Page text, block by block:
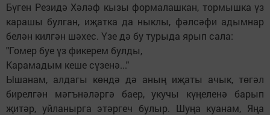
Бүген Резидә Хәләф кызы формалашкан, тормышка үз
карашы булган, иҗатка да ныклы, фәлсәфи адымнар
белән килгән шәхес. Үзе дә бу турыда ярып сала:
"Гомер буе үз фикерем булды,
Карамадым кеше сүзенә..."
Ышанам, алдагы көндә дә аның иҗаты ачык, төгәл
бирелгән мәгънәләргә баер, укучы күңеленә барып
җитәр, уйланырга этәргеч булыр. Шуңа куанам, Яңа